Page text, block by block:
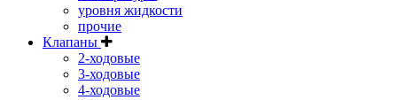
уровня жидкости
прочие
Клапаны
2-ходовые
3-ходовые
4-ходовые